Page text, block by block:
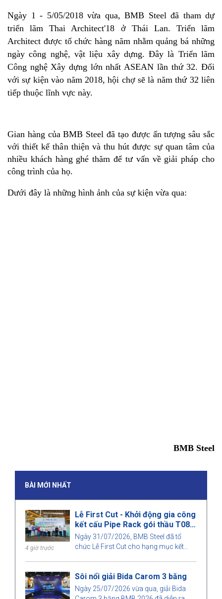
Ngày 1 - 5/05/2018 vừa qua, BMB Steel đã tham dự
triển lãm Thai Architect'18 ở Thái Lan. Triển lãm
Architect được tổ chức hàng năm nhằm quảng bá những
ngày công nghệ, vật liệu xây dựng. Đây là Triển lãm
Công nghệ Xây dựng lớn nhất ASEAN lần thứ 32. Đối
với sự kiện vào năm 2018, hội chợ sẽ là năm thứ 32 liên
tiếp thuộc lĩnh vực này.
Gian hàng của BMB Steel đã tạo được ấn tượng sâu sắc
với thiết kế thân thiện và thu hút được sự quan tâm của
nhiều khách hàng ghé thăm để tư vấn về giải pháp cho
công trình của họ.
Dưới đây là những hình ảnh của sự kiện vừa qua:
BMB Steel
BÀI MỚI NHẤT
4 giờ trước
Lễ First Cut - Khởi động gia công
kết cấu Pipe Rack gói thầu T08,
dự án Nhà máy Nhiệt điện Long
Phú 1
Ngày 31/07/2026, BMB Steel đã tổ
chức Lễ First Cut cho hạng mục kết
Sôi nổi giải Bida Carom 3 băng
Ngày 25/07/2026 vừa qua, giải Bida